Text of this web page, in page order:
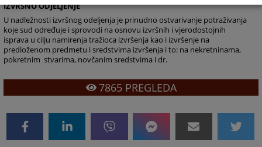
IZVRŠNO ODJELJENJE
U nadležnosti izvršnog odeljenja je prinudno ostvarivanje potraživanja
koje sud određuje i sprovodi na osnovu izvršnih i vjerodostojnih
isprava u cilju namirenja tražioca izvršenja kao i izvršenje na
predloženom predmetu i sredstvima izvršenja i to: na nekretninama,
pokretnim stvarima, novčanim sredstvima i dr.
7865PREGLEDA